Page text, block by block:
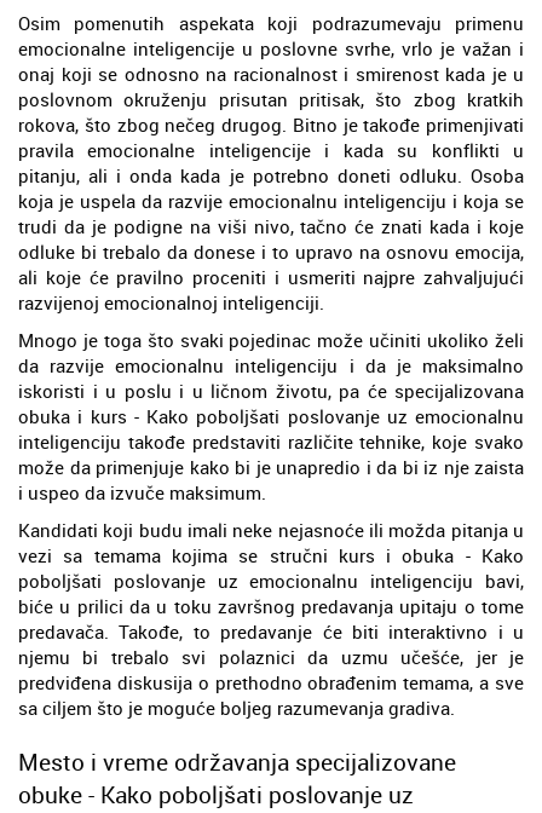
Osim pomenutih aspekata koji podrazumevaju primenu
emocionalne inteligencije u poslovne svrhe, vrlo je važan i
onaj koji se odnosno na racionalnost i smirenost kada je u
poslovnom okruženju prisutan pritisak, što zbog kratkih
rokova, što zbog nečeg drugog. Bitno je takođe primenjivati
pravila emocionalne inteligencije i kada su konflikti u
pitanju, ali i onda kada je potrebno doneti odluku. Osoba
koja je uspela da razvije emocionalnu inteligenciju i koja se
trudi da je podigne na viši nivo, tačno će znati kada i koje
odluke bi trebalo da donese i to upravo na osnovu emocija,
ali koje će pravilno proceniti i usmeriti najpre zahvaljujući
razvijenoj emocionalnoj inteligenciji.
Mnogo je toga što svaki pojedinac može učiniti ukoliko želi
da razvije emocionalnu inteligenciju i da je maksimalno
iskoristi i u poslu i u ličnom životu, pa će specijalizovana
obuka i kurs - Kako poboljšati poslovanje uz emocionalnu
inteligenciju takođe predstaviti različite tehnike, koje svako
može da primenjuje kako bi je unapredio i da bi iz nje zaista
i uspeo da izvuče maksimum.
Kandidati koji budu imali neke nejasnoće ili možda pitanja u
vezi sa temama kojima se stručni kurs i obuka - Kako
poboljšati poslovanje uz emocionalnu inteligenciju bavi,
biće u prilici da u toku završnog predavanja upitaju o tome
predavača. Takođe, to predavanje će biti interaktivno i u
njemu bi trebalo svi polaznici da uzmu učešće, jer je
predviđena diskusija o prethodno obrađenim temama, a sve
sa ciljem što je moguće boljeg razumevanja gradiva.
Mesto i vreme održavanja specijalizovane
obuke - Kako poboljšati poslovanje uz